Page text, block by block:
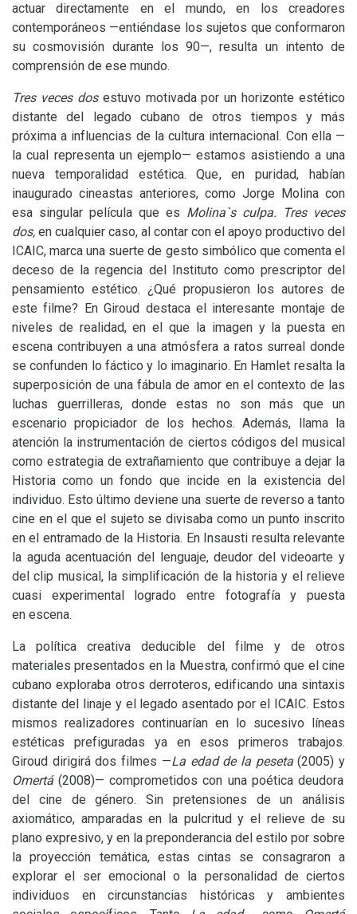
actuar directamente en el mundo, en los creadores
contemporáneos —entiéndase los sujetos que conformaron
su cosmovisión durante los 90—, resulta un intento de
comprensión de ese mundo.
Tres veces dos estuvo motivada por un horizonte estético
distante del legado cubano de otros tiempos y más
próxima a influencias de la cultura internacional. Con ella —
la cual representa un ejemplo— estamos asistiendo a una
nueva temporalidad estética. Que, en puridad, habían
inaugurado cineastas anteriores, como Jorge Molina con
esa singular película que es Molina`s culpa.
Tres veces
dos, en cualquier caso, al contar con el apoyo productivo del
ICAIC, marca una suerte de gesto simbólico que comenta el
deceso de la regencia del Instituto como prescriptor del
pensamiento estético. ¿Qué propusieron los autores de
este filme? En Giroud destaca el interesante montaje de
niveles de realidad, en el que la imagen y la puesta en
escena contribuyen a una atmósfera a ratos surreal donde
se confunden lo fáctico y lo imaginario. En Hamlet resalta la
superposición de una fábula de amor en el contexto de las
luchas guerrilleras, donde estas no son más que un
escenario propiciador de los hechos. Además, llama la
atención la instrumentación de ciertos códigos del musical
como estrategia de extrañamiento que contribuye a dejar la
Historia como un fondo que incide en la existencia del
individuo. Esto último deviene una suerte de reverso a tanto
cine en el que el sujeto se divisaba como un punto inscrito
en el entramado de la Historia. En Insausti resulta relevante
la aguda acentuación del lenguaje, deudor del videoarte y
del clip musical, la simplificación de la historia y el relieve
cuasi experimental logrado entre fotografía y puesta
en escena.
La política creativa deducible del filme y de otros
materiales presentados en la Muestra, confirmó que el cine
cubano exploraba otros derroteros, edificando una sintaxis
distante del linaje y el legado asentado por el ICAIC. Estos
mismos realizadores continuarían en lo sucesivo líneas
estéticas prefiguradas ya en esos primeros trabajos.
Giroud dirigirá dos filmes —La edad de la peseta(2005) y
Omertá(2008)— comprometidos con una poética deudora
del cine de género. Sin pretensiones de un análisis
axiomático, amparadas en la pulcritud y el relieve de su
plano expresivo, y en la preponderancia del estilo por sobre
la proyección temática, estas cintas se consagraron a
explorar el ser emocional o la personalidad de ciertos
individuos en circunstancias históricas y ambientes